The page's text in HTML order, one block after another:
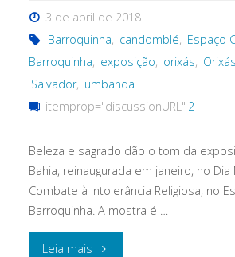
3 de abril de 2018
Barroquinha, candomblé, Espaço
Barroquinha, exposição, orixás,
Salvador, umbanda
itemprop="discussionURL" 2
Beleza e sagrado dão o tom da
Bahia, reinaugurada em janeiro, no Dia
Combate à Intolerância Religiosa, no
Barroquinha. A mostra é …
Leia mais "Orixás